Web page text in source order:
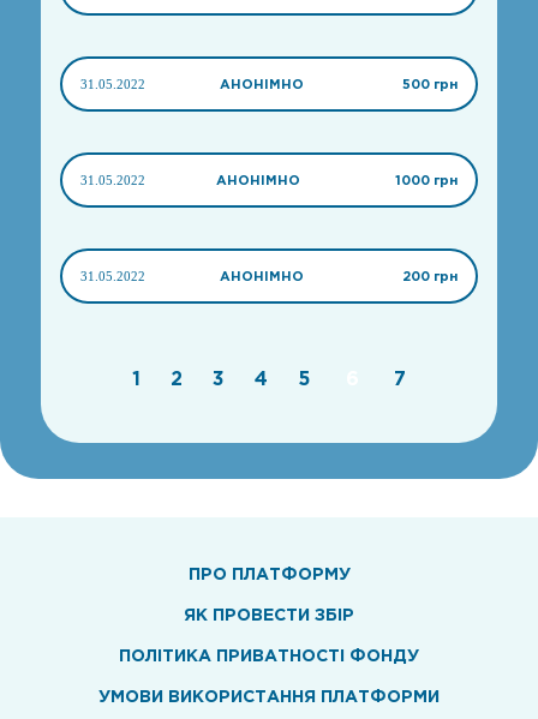
31.05.2022 АНОНІМНО 500 грн
31.05.2022 АНОНІМНО 1000 грн
31.05.2022 АНОНІМНО 200 грн
1 2 3 4 5 7
ПРО ПЛАТФОРМУ
ЯК ПРОВЕСТИ ЗБІР
ПОЛІТИКА ПРИВАТНОСТІ ФОНДУ
УМОВИ ВИКОРИСТАННЯ ПЛАТФОРМИ